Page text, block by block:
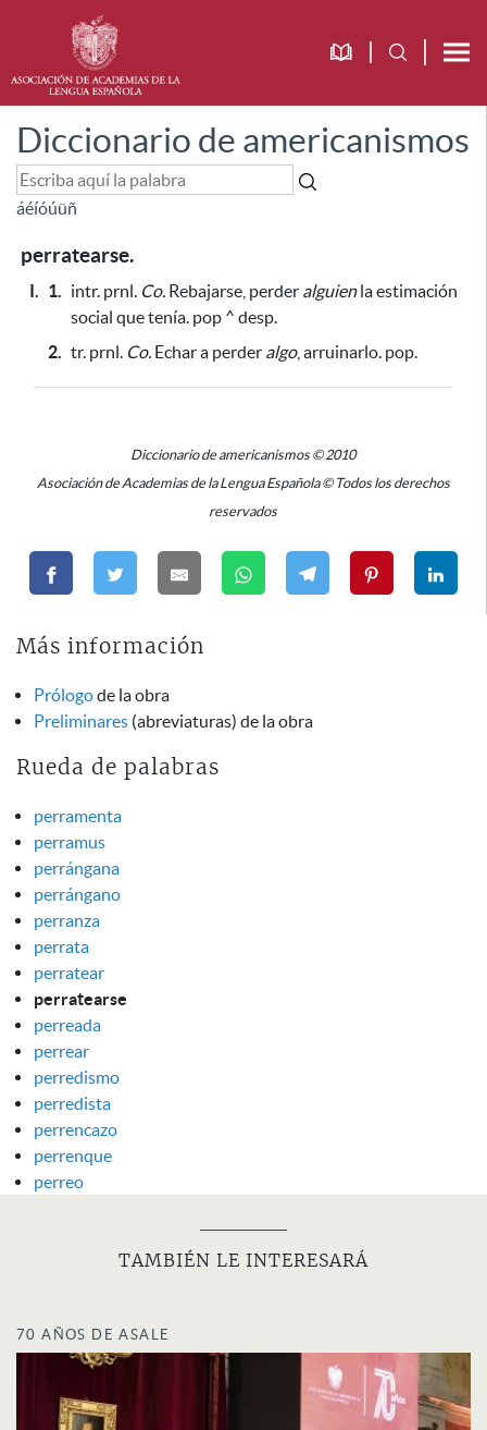
Diccionario de americanismos
áéíóúüñ
perratearse.
I. 1. intr. prnl. Co. Rebajarse, perder alguienla estimación
social que tenía. pop ^ desp.
2. tr. prnl. Co. Echar a perder algo, arruinarlo. pop.
Diccionario de americanismos © 2010
Asociación de Academias de la Lengua Española © Todos los derechos
reservados
Más información
Prólogode la obra
Preliminares (abreviaturas) de la obra
Rueda de palabras
perramenta
perramus
perrángana
perrángano
perranza
perrata
perratear
perratearse
perreada
perrear
perredismo
perredista
perrencazo
perrenque
perreo
TAMBIÉN LE INTERESARÁ
70 AÑOS DE ASALE